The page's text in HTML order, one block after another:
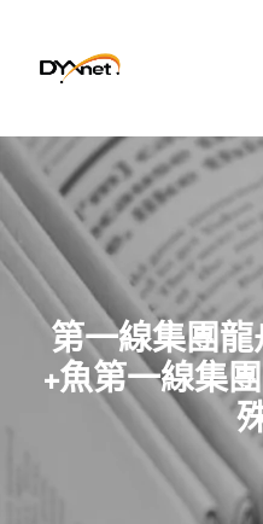
第一線集團
+魚第一線集